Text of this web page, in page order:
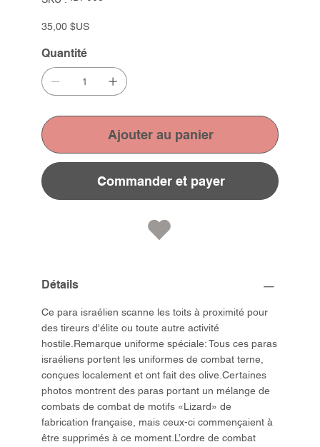
IDF008
Prix
35,00 $US
Quantité
Ajouter au panier
Commander et payer
Détails
Ce para israélien scanne les toits à proximité pour
des tireurs d'élite ou toute autre activité
hostile.Remarque uniforme spéciale: Tous ces paras
israéliens portent les uniformes de combat terne,
conçues localement et ont fait des olive.Certaines
photos montrent des paras portant un mélange de
combats de combat de motifs «Lizard» de
fabrication française, mais ceux-ci commençaient à
être supprimés à ce moment.L’ordre de combat